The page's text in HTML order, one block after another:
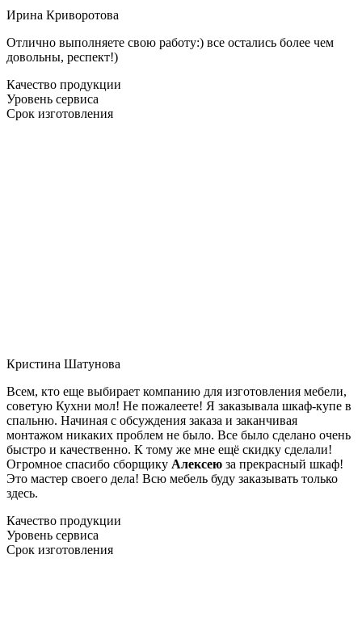
Ирина Криворотова
Отлично выполняете свою работу:) все остались более чем
довольны, респект!)
Качество продукции
Уровень сервиса
Срок изготовления
Кристина Шатунова
Всем, кто еще выбирает компанию для изготовления мебели,
советую Кухни мол! Не пожалеете! Я заказывала шкаф-купе в
спальню. Начиная с обсуждения заказа и заканчивая
монтажом никаких проблем не было. Все было сделано очень
быстро и качественно. К тому же мне ещё скидку сделали!
Огромное спасибо сборщику Алексею за прекрасный шкаф!
Это мастер своего дела! Всю мебель буду заказывать только
здесь.
Качество продукции
Уровень сервиса
Срок изготовления